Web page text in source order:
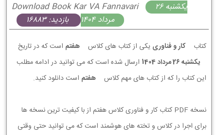
Download Book Kar VA Fannavari
يكشنبه 26
مرداد 1404
بازدید: 16883
کتاب کار و فناوری یکی از کتاب های کلاس هفتم است که در تاریخ
يكشنبه 26 مرداد 1404
ارسال شده است که می توانید در ادامه مطلب
این کتاب را که از کتاب های مهم کلاس
هفتم است دانلود کنید.
نسخه PDF کتاب کار و فناوری کلاس هفتم از با کیفیت ترین نسخه ها
برای اجرا در کلاس و تخته های هوشمند است که می توانید حتی وقتی